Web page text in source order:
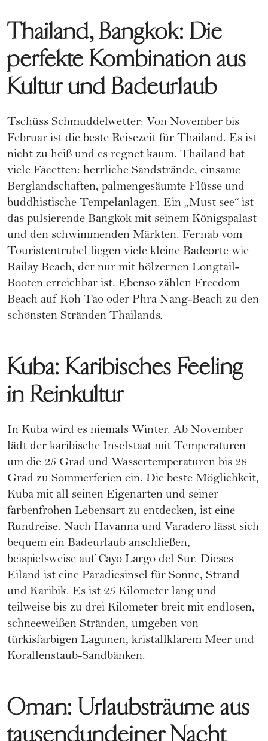
Thailand, Bangkok: Die
perfekte Kombination aus
Kultur und Badeurlaub
Tschüss Schmuddelwetter: Von November bis
Februar ist die beste Reisezeit für Thailand. Es ist
nicht zu heiß und es regnet kaum. Thailand hat
viele Facetten: herrliche Sandstrände, einsame
Berglandschaften, palmengesäumte Flüsse und
buddhistische Tempelanlagen. Ein „Must see“ ist
das pulsierende Bangkok mit seinem Königspalast
und den schwimmenden Märkten. Fernab vom
Touristentrubel liegen viele kleine Badeorte wie
Railay Beach, der nur mit hölzernen Longtail-
Booten erreichbar ist. Ebenso zählen Freedom
Beach auf Koh Tao oder Phra Nang-Beach zu den
schönsten Stränden Thailands.
Kuba: Karibisches Feeling
in Reinkultur
In Kuba wird es niemals Winter. Ab November
lädt der karibische Inselstaat mit Temperaturen
um die 25 Grad und Wassertemperaturen bis 28
Grad zu Sommerferien ein. Die beste Möglichkeit,
Kuba mit all seinen Eigenarten und seiner
farbenfrohen Lebensart zu entdecken, ist eine
Rundreise. Nach Havanna und Varadero lässt sich
bequem ein Badeurlaub anschließen,
beispielsweise auf Cayo Largo del Sur. Dieses
Eiland ist eine Paradiesinsel für Sonne, Strand
und Karibik. Es ist 25 Kilometer lang und
teilweise bis zu drei Kilometer breit mit endlosen,
schneeweißen Stränden, umgeben von
türkisfarbigen Lagunen, kristallklarem Meer und
Korallenstaub-Sandbänken.
Oman: Urlaubsträume aus
tausendundeiner Nacht